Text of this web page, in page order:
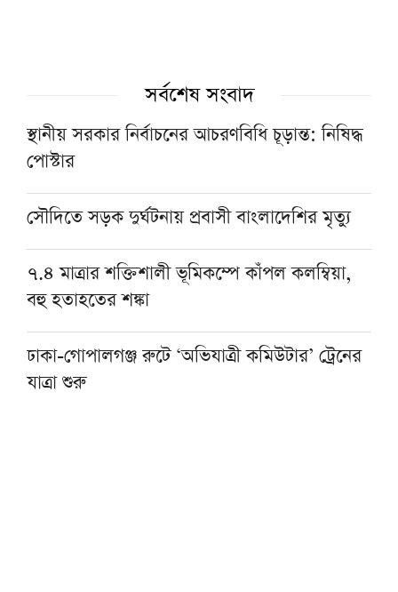
সর্বশেষ সংবাদ
স্থানীয় সরকার নির্বাচনের আচরণবিধি চূড়ান্ত: নিষিদ্ধ
পোস্টার
সৌদিতে সড়ক দুর্ঘটনায় প্রবাসী বাংলাদেশির মৃত্যু
৭.৪ মাত্রার শক্তিশালী ভূমিকম্পে কাঁপল কলম্বিয়া,
বহু হতাহতের শঙ্কা
ঢাকা-গোপালগঞ্জ রুটে ‘অভিযাত্রী কমিউটার’ ট্রেনের
যাত্রা শুরু